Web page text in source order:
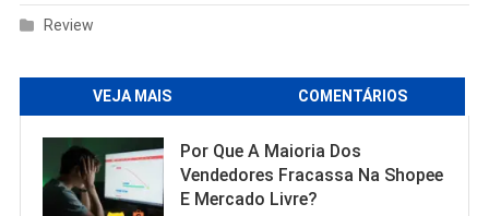
Review
VEJA MAIS COMENTÁRIOS
Por Que A Maioria Dos
Vendedores Fracassa Na Shopee
E Mercado Livre?